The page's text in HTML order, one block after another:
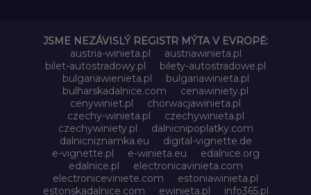
JSME NEZÁVISLÝ REGISTR MÝTA V EVROPĚ:
austria-winieta.pl
austriawinieta.pl
bilet-autostradowy.pl
bilety-autostradowe.pl
bulgariawienieta.pl
bulgariawinieta.pl
bulharskadalnice.com
cenawiniety.pl
cenywiniet.pl
chorwacjawinieta.pl
czechy-winieta.pl
czechywinieta.pl
czechywiniety.pl
dalnicnipoplatky.com
dalnicniznamka.eu
digital-vignette.de
e-vignette.pl
e-winieta.eu
edalnice.org
edalnice.pl
electronicavinieta.com
electroniceviniete.com
estoniawinieta.pl
estonskadalnice.com
ewinieta.pl
info365.pl